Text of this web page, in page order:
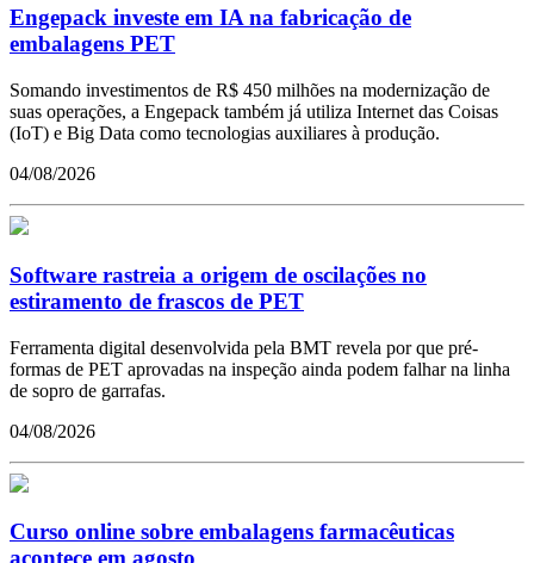
Engepack investe em IA na fabricação de
embalagens PET
Somando investimentos de R$ 450 milhões na modernização de
suas operações, a Engepack também já utiliza Internet das Coisas
(IoT) e Big Data como tecnologias auxiliares à produção.
04/08/2026
Software rastreia a origem de oscilações no
estiramento de frascos de PET
Ferramenta digital desenvolvida pela BMT revela por que pré-
formas de PET aprovadas na inspeção ainda podem falhar na linha
de sopro de garrafas.
04/08/2026
Curso online sobre embalagens farmacêuticas